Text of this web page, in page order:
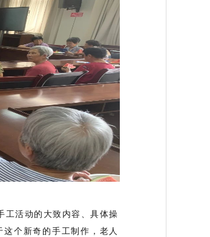
工活动的大致内容、具体操
个新奇的手工制作，老人